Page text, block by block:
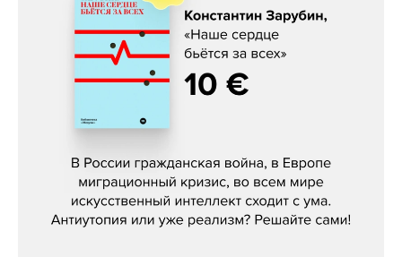
Константин Зарубин, «Наше сердце